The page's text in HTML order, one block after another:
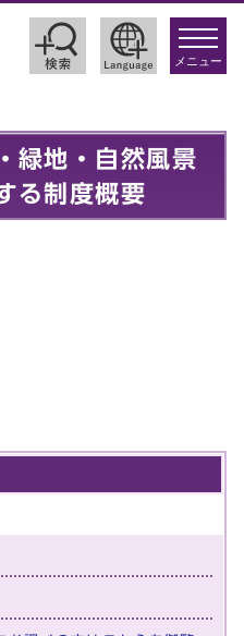
toggle
メニュー
緑地・自然風景
る制度概要